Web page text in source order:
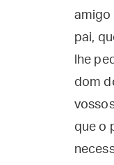
amigo
pai,
lhe
dom
que o